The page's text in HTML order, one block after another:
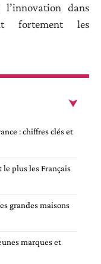
dans
fortement les
: chiffres clés et
plus les Français
grandes maisons
marques et